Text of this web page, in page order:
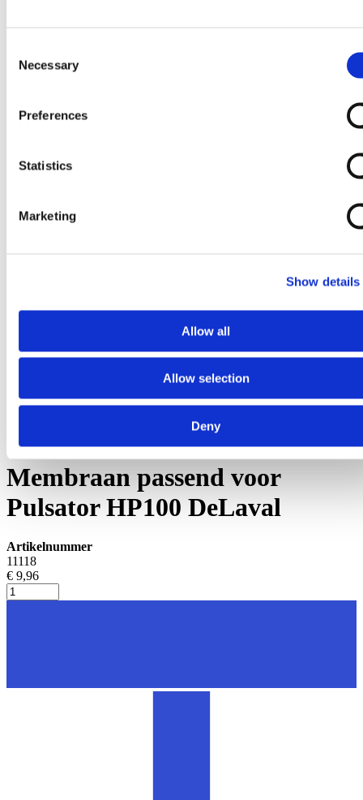
Selection
Necessary
Preferences
Statistics
Marketing
Show details
Allow all
Allow selection
Deny
Ga naar het begin van de afbeeldingen-gallerij
Membraan passend voor
Pulsator HP100 DeLaval
Artikelnummer
11118
€ 9,96